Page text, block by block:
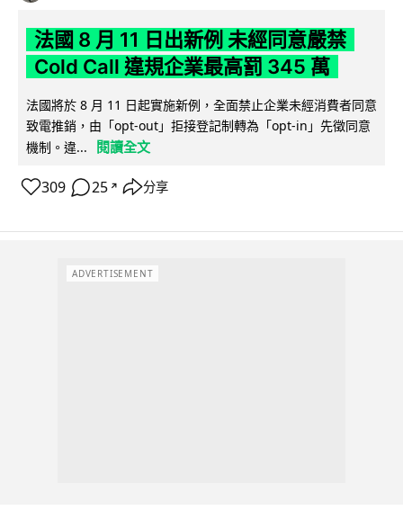
法國 8 月 11 日出新例 未經同意嚴禁
Cold Call 違規企業最高罰 345 萬
法國將於 8 月 11 日起實施新例，全面禁止企業未經消費者同意
致電推銷，由「opt-out」拒接登記制轉為「opt-in」先徵同意
機制。違...
閱讀全文
309 25 ↗ 分享
ADVERTISEMENT